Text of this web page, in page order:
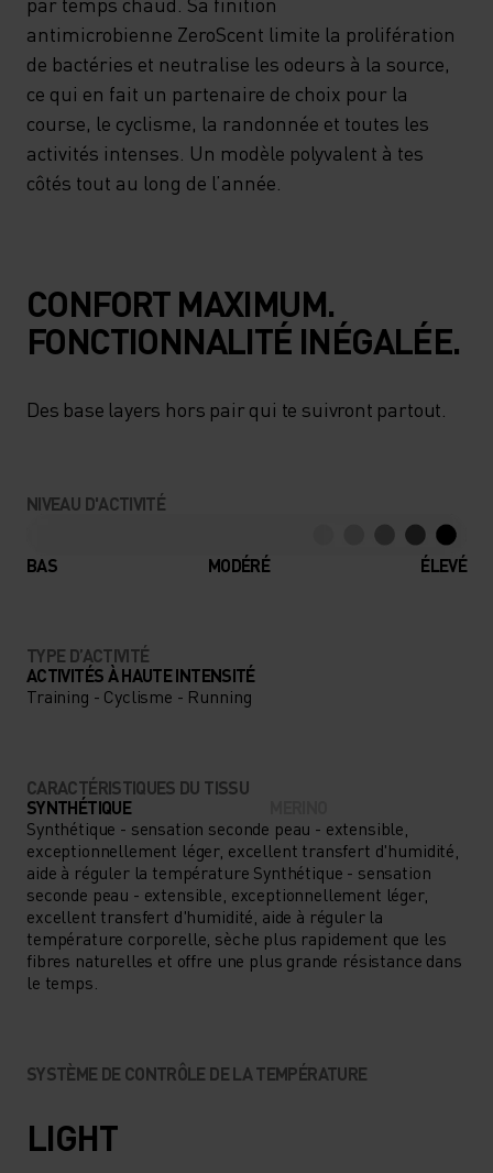
antimicrobienne ZeroScent limite la prolifération
de bactéries et neutralise les odeurs à la source,
ce qui en fait un partenaire de choix pour la
course, le cyclisme, la randonnée et toutes les
activités intenses. Un modèle polyvalent à tes
côtés tout au long de l’année.
CONFORT MAXIMUM.
FONCTIONNALITÉ INÉGALÉE.
Des base layers hors pair qui te suivront partout.
NIVEAU D'ACTIVITÉ
BAS MODÉRÉ ÉLEVÉ
TYPE D’ACTIVITÉ
ACTIVITÉS À HAUTE INTENSITÉ
Training - Cyclisme - Running
CARACTÉRISTIQUES DU TISSU
SYNTHÉTIQUE
Synthétique - sensation seconde peau - extensible,
exceptionnellement léger, excellent transfert d'humidité,
aide à réguler la température Synthétique - sensation
seconde peau - extensible, exceptionnellement léger,
excellent transfert d'humidité, aide à réguler la
température corporelle, sèche plus rapidement que les
fibres naturelles et offre une plus grande résistance dans
le temps.
SYSTÈME DE CONTRÔLE DE LA TEMPÉRATURE
LIGHT